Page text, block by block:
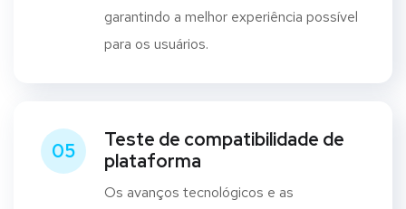
garantindo a melhor experiência possível
para os usuários.
05
Teste de compatibilidade de
plataforma
Os avanços tecnológicos e as